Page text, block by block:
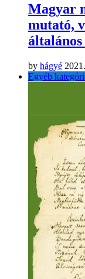
Magyar
mutató,
általános
by hágyé
Egyéb